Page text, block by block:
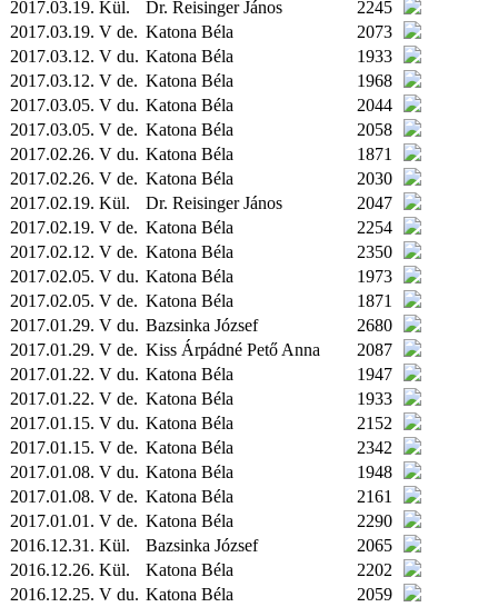
2017.03.19. Kül. Dr. Reisinger János
2245
2017.03.19. V de. Katona Béla
2073
2017.03.12. V du. Katona Béla
1933
2017.03.12. V de. Katona Béla
1968
2017.03.05. V du. Katona Béla
2044
2017.03.05. V de. Katona Béla
2058
2017.02.26. V du. Katona Béla
1871
2017.02.26. V de. Katona Béla
2030
2017.02.19. Kül. Dr. Reisinger János
2047
2017.02.19. V de. Katona Béla
2254
2017.02.12. V de. Katona Béla
2350
2017.02.05. V du. Katona Béla
1973
2017.02.05. V de. Katona Béla
1871
2017.01.29. V du. Bazsinka József
2680
2017.01.29. V de. Kiss Árpádné Pető Anna
2087
2017.01.22. V du. Katona Béla
1947
2017.01.22. V de. Katona Béla
1933
2017.01.15. V du. Katona Béla
2152
2017.01.15. V de. Katona Béla
2342
2017.01.08. V du. Katona Béla
1948
2017.01.08. V de. Katona Béla
2161
2017.01.01. V de. Katona Béla
2290
2016.12.31. Kül. Bazsinka József
2065
2016.12.26. Kül. Katona Béla
2202
2016.12.25. V du. Katona Béla
2059